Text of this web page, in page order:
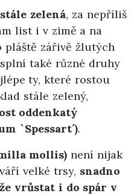
zelená, za nepříliš
list i v zimě a na
pláště zářivě žlutých
také různé druhy
ty, které rostou
stále zelený,
oddenkatý
`Spessart´).
mollis) není nijak
velké trsy, snadno
vrůstat i do spár v